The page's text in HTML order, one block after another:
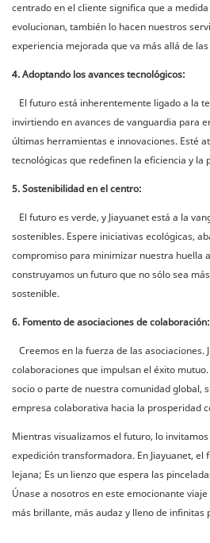
centrado en el cliente significa que a
evolucionan, también lo hacen nuestros
experiencia mejorada que va más allá de
4. Adoptando los avances tecnológicos:
El futuro está inherentemente ligado a la
invirtiendo en avances de vanguardia para
últimas herramientas e innovaciones. Esté
tecnológicas que redefinen la eficiencia y la
5. Sostenibilidad en el centro:
El futuro es verde, y Jiayuanet está a la
sostenibles. Espere iniciativas ecológicas,
compromiso para minimizar nuestra huella
construyamos un futuro que no sólo sea
sostenible.
6. Fomento de asociaciones de colaboración:
Creemos en la fuerza de las asociaciones.
colaboraciones que impulsan el éxito
socio o parte de nuestra comunidad global,
empresa colaborativa hacia la prosperidad
Mientras visualizamos el futuro, lo
expedición transformadora. En Jiayuanet, el
lejana; Es un lienzo que espera las
Únase a nosotros en este emocionante
más brillante, más audaz y lleno de infinitas